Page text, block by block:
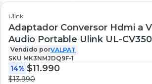
Ulink
Adaptador Conversor Hdmi a
Audio Portable Ulink UL-
Vendido porVALPAT
SKU MK3NMJDQ9F-1
14% $11.990
$13.990